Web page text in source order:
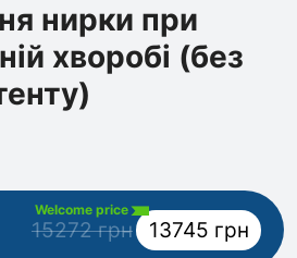
нирки при
хворобі (без
Welcome price
15272 грн 13745 грн